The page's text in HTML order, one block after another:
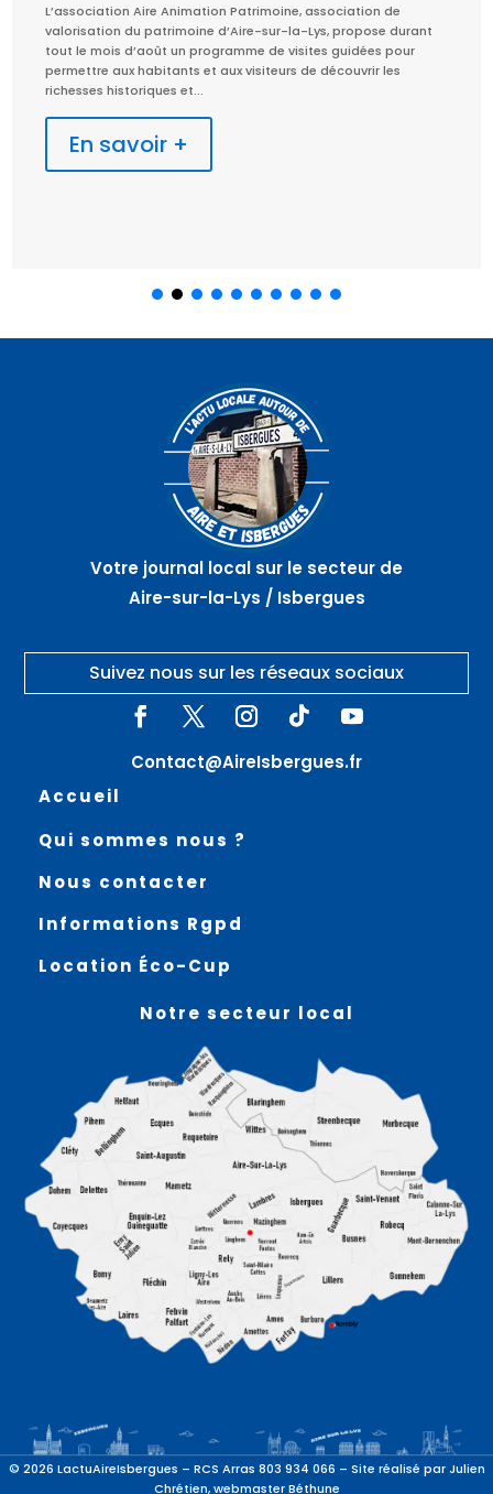
L’association Aire Animation Patrimoine, association de
valorisation du patrimoine d’Aire-sur-la-Lys, propose durant
tout le mois d’août un programme de visites guidées pour
permettre aux habitants et aux visiteurs de découvrir les
richesses historiques et...
En savoir +
Votre journal local sur le secteur de
Aire-sur-la-Lys / Isbergues
Suivez nous sur les réseaux sociaux
Contact@AireIsbergues.fr
Accueil
Qui sommes nous ?
Nous contacter
Informations Rgpd
Location Éco-Cup
Notre secteur local
© 2026 LactuAireIsbergues – RCS Arras 803 934 066 – Site réalisé parJulien
Chrétien, webmaster Béthune